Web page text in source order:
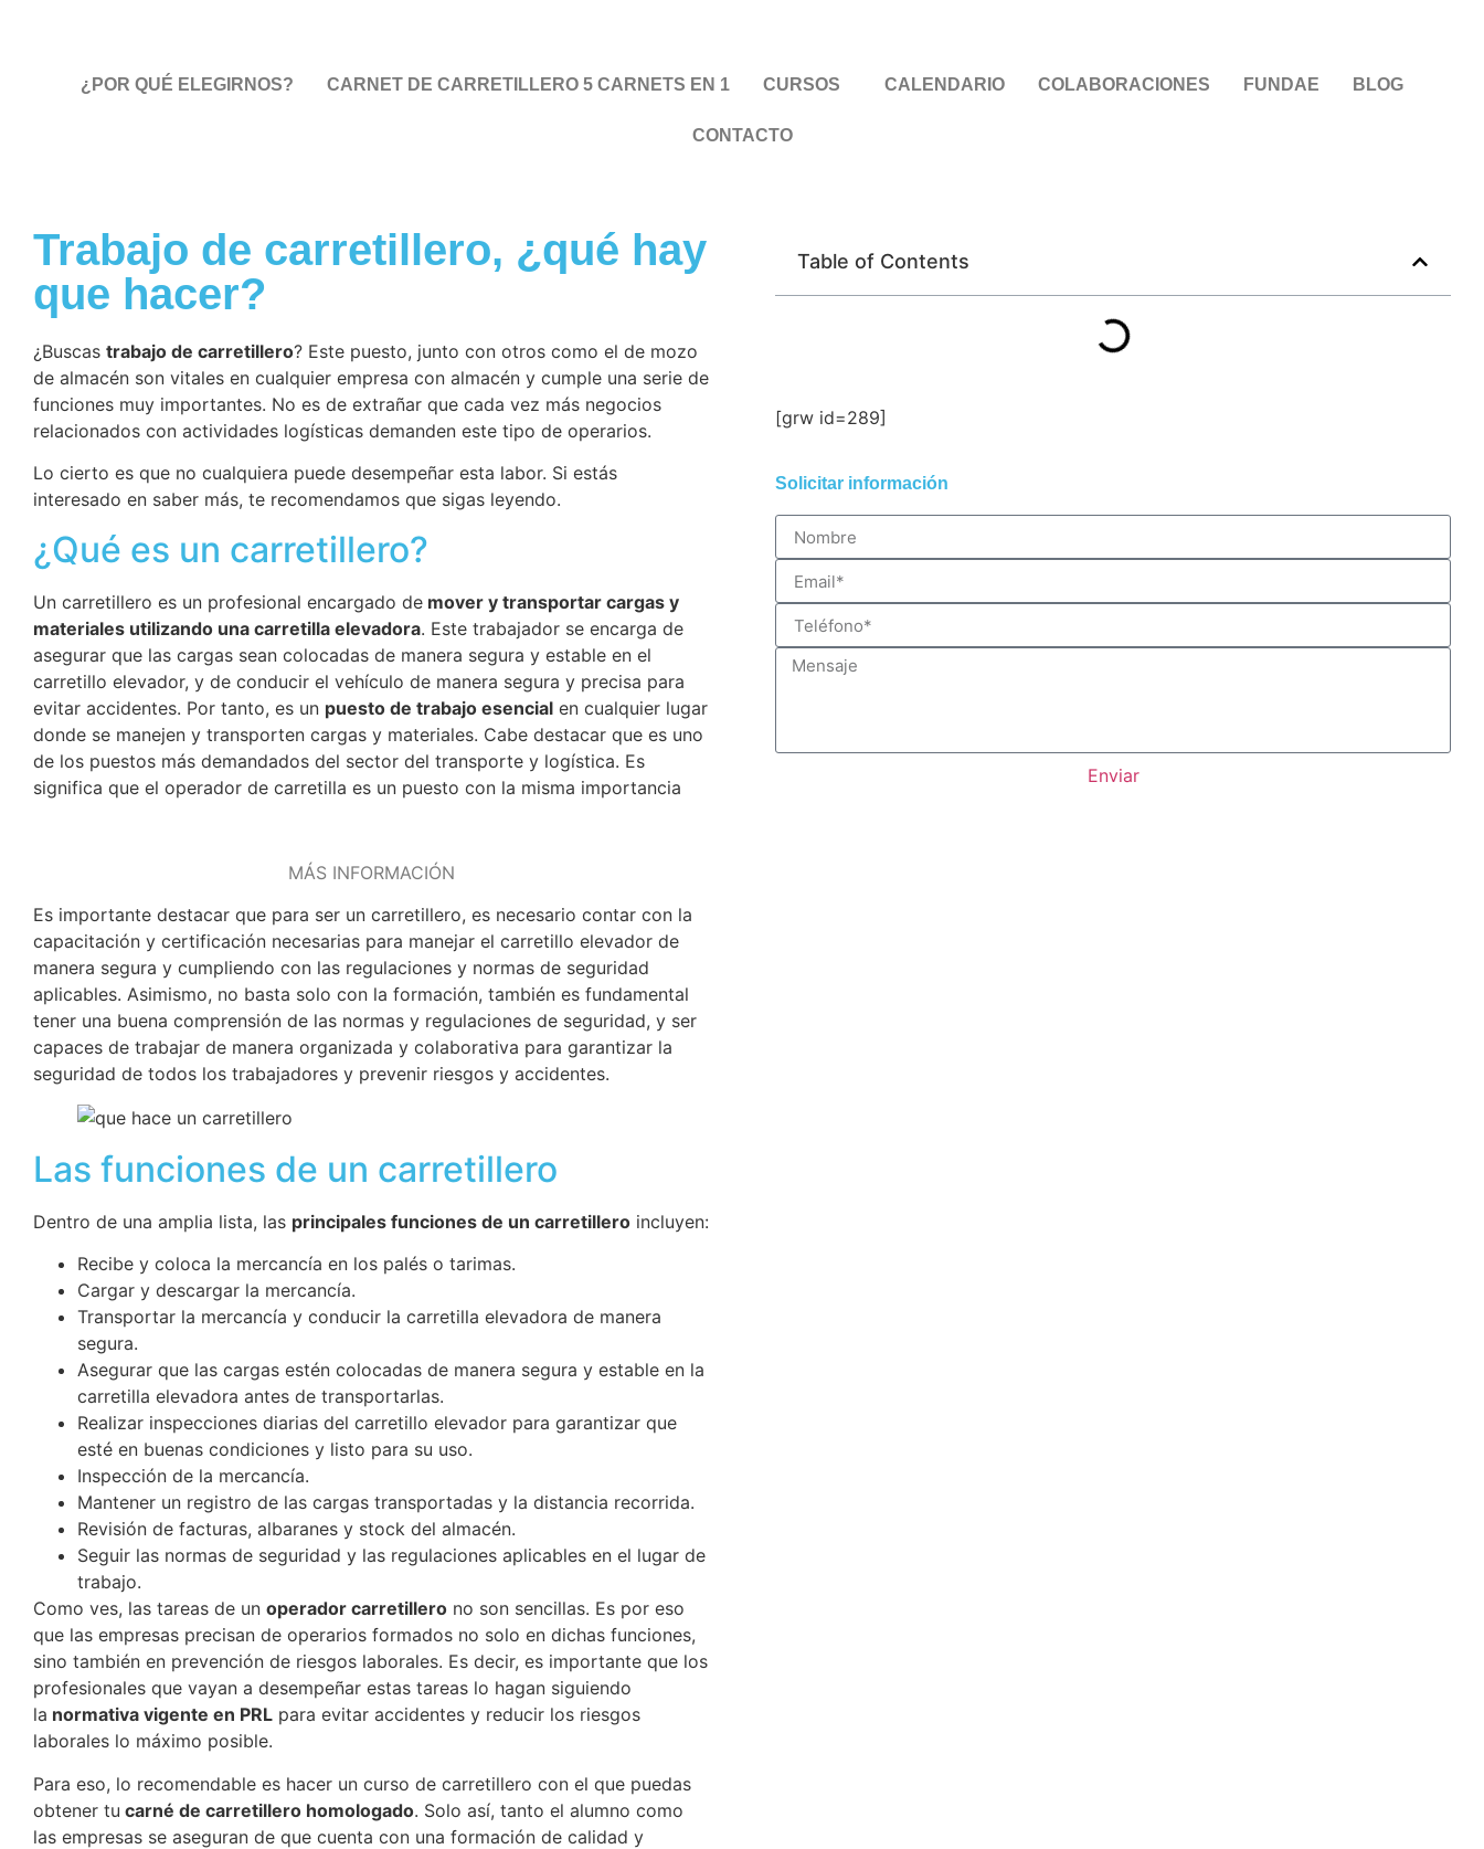
¿POR QUÉ ELEGIRNOS? CARNET DE CARRETILLERO 5 CARNETS EN 1 CURSOS CALENDARIO COLABORACIONES FUNDAE BLOG
CONTACTO
Trabajo de carretillero, ¿qué hay
que hacer?
¿Buscas trabajo de carretillero? Este puesto, junto con otros como el de mozo
de almacén son vitales en cualquier empresa con almacén y cumple una serie de
funciones muy importantes. No es de extrañar que cada vez más negocios
relacionados con actividades logísticas demanden este tipo de operarios.
Lo cierto es que no cualquiera puede desempeñar esta labor. Si estás
interesado en saber más, te recomendamos que sigas leyendo.
¿Qué es un carretillero?
Un carretillero es un profesional encargado de mover y transportar cargas y
materiales utilizando una carretilla elevadora. Este trabajador se encarga de
asegurar que las cargas sean colocadas de manera segura y estable en el
carretillo elevador, y de conducir el vehículo de manera segura y precisa para
evitar accidentes. Por tanto, es un puesto de trabajo esencial en cualquier lugar
donde se manejen y transporten cargas y materiales. Cabe destacar que es uno
de los puestos más demandados del sector del transporte y logística. Es
significa que el operador de carretilla es un puesto con la misma importancia
MÁS INFORMACIÓN
Es importante destacar que para ser un carretillero, es necesario contar con la
capacitación y certificación necesarias para manejar el carretillo elevador de
manera segura y cumpliendo con las regulaciones y normas de seguridad
aplicables. Asimismo, no basta solo con la formación, también es fundamental
tener una buena comprensión de las normas y regulaciones de seguridad, y ser
capaces de trabajar de manera organizada y colaborativa para garantizar la
seguridad de todos los trabajadores y prevenir riesgos y accidentes.
Las funciones de un carretillero
Dentro de una amplia lista, las principales funciones de un carretillero incluyen:
Recibe y coloca la mercancía en los palés o tarimas.
Cargar y descargar la mercancía.
Transportar la mercancía y conducir la carretilla elevadora de manera
segura.
Asegurar que las cargas estén colocadas de manera segura y estable en la
carretilla elevadora antes de transportarlas.
Realizar inspecciones diarias del carretillo elevador para garantizar que
esté en buenas condiciones y listo para su uso.
Inspección de la mercancía.
Mantener un registro de las cargas transportadas y la distancia recorrida.
Revisión de facturas, albaranes y stock del almacén.
Seguir las normas de seguridad y las regulaciones aplicables en el lugar de
trabajo.
Como ves, las tareas de un operador carretillero no son sencillas. Es por eso
que las empresas precisan de operarios formados no solo en dichas funciones,
sino también en prevención de riesgos laborales. Es decir, es importante que los
profesionales que vayan a desempeñar estas tareas lo hagan siguiendo
la normativa vigente en PRL para evitar accidentes y reducir los riesgos
laborales lo máximo posible.
Para eso, lo recomendable es hacer un curso de carretillero con el que puedas
obtener tu carné de carretillero homologado. Solo así, tanto el alumno como
las empresas se aseguran de que cuenta con una formación de calidad y
Table of Contents
[grw id=289]
Solicitar información
Enviar